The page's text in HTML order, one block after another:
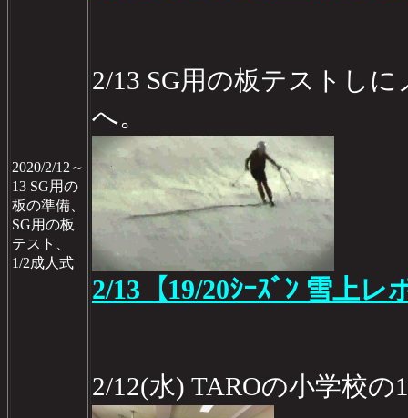
2020/2/12～
13 SG用の
板の準備、
SG用の板
テスト、
1/2成人式
2/13 SG用の板テストし
へ。
2/13【19/20ｼｰｽﾞﾝ 雪上レ
2/12(水) TAROの小学校